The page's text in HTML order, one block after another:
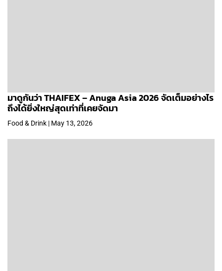
มาดูกันว่า THAIFEX – Anuga Asia 2026 จัดเต็มอย่างไร
ถึงได้ยิ่งใหญ่สุดเท่าที่เคยจัดมา
Food & Drink | May 13, 2026